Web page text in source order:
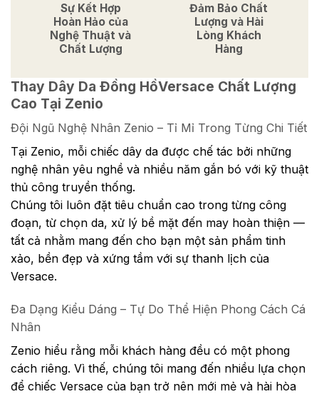
Sự Kết Hợp
Hoàn Hảo của
Nghệ Thuật và
Chất Lượng
Đảm Bảo Chất
Lượng và Hài
Lòng Khách
Hàng
Thay Dây Da Đồng HồVersace Chất Lượng
Cao Tại Zenio
Đội Ngũ Nghệ Nhân Zenio – Tỉ Mỉ Trong Từng Chi Tiết
Tại Zenio, mỗi chiếc dây da được chế tác bởi những
nghệ nhân yêu nghề và nhiều năm gắn bó với kỹ thuật
thủ công truyền thống.
Chúng tôi luôn đặt tiêu chuẩn cao trong từng công
đoạn, từ chọn da, xử lý bề mặt đến may hoàn thiện —
tất cả nhằm mang đến cho bạn một sản phẩm tinh
xảo, bền đẹp và xứng tầm với sự thanh lịch của
Versace.
Đa Dạng Kiểu Dáng – Tự Do Thể Hiện Phong Cách Cá
Nhân
Zenio hiểu rằng mỗi khách hàng đều có một phong
cách riêng. Vì thế, chúng tôi mang đến nhiều lựa chọn
để chiếc Versace của bạn trở nên mới mẻ và hài hòa